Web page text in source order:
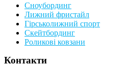
Сноубординг
Лижний фристайл
Гірськолижний спорт
Скейтбординг
Роликові ковзани
Контакти